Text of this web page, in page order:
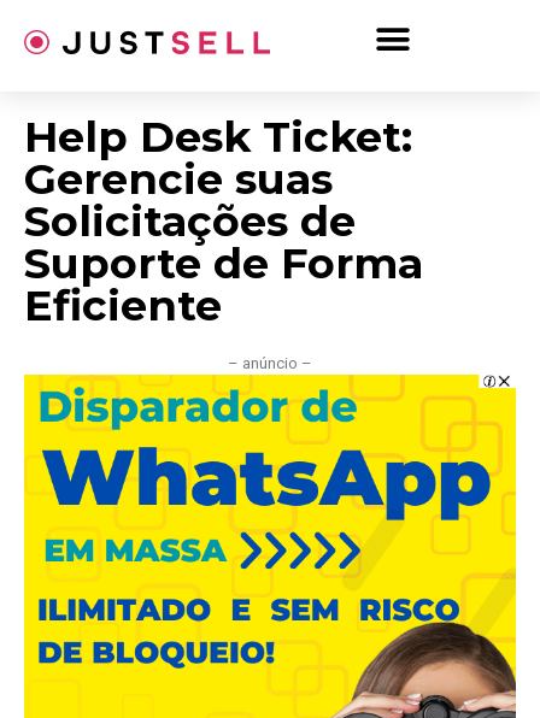
para
Help Desk Ticket:
Gerencie suas
Solicitações de
Suporte de Forma
Eficiente
– anúncio –